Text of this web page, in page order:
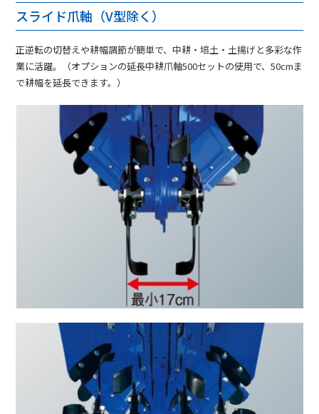
スライド爪軸（V型除く）
正逆転の切替えや耕幅調節が簡単で、中耕・培土・土揚げと多彩な作
業に活躍。（オプションの延長中耕爪軸500セットの使用で、50cmま
で耕幅を延長できます。）